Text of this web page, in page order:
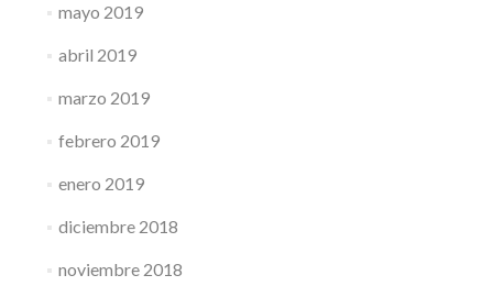
mayo 2019
abril 2019
marzo 2019
febrero 2019
enero 2019
diciembre 2018
noviembre 2018